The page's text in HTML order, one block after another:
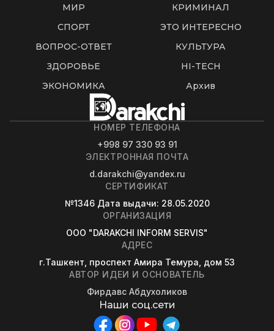
МИР
КРИМИНАЛ
СПОРТ
ЭТО ИНТЕРЕСНО
ВОПРОС-ОТВЕТ
КУЛЬТУРА
ЗДОРОВЬЕ
HI-TECH
ЭКОНОМИКА
Архив
НОМЕР ТЕЛЕФОНА
+998 97 330 93 91
ЭЛЕКТРОННАЯ ПОЧТА
d.darakchi@yandex.ru
СЕРТИФИКАТ
№1346 Дата выдачи: 28.05.2020
ОРГАНИЗАЦИЯ
OOO "DARAKCHI INFORM SERVIS"
АДРЕС
г.Ташкент, проспект Амира Темура, дом 53
АВТОР ИДЕИ И ОСНОВАТЕЛЬ
Фирдавс Абдухоликов
Наши соц.сети